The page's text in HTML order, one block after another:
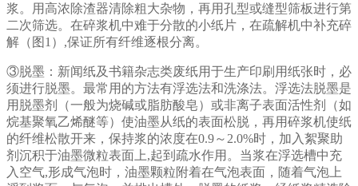
浆。用高浓除渣器清除粗大杂物，再用孔型或缝型筛板进行第
二次筛选。在碎浆机中难于分散的小纸片，在疏解机中补充碎
解（图1）,保证所有纤维逐根分离。
③脱墨：新闻纸及书籍杂志类废纸用于生产印刷用纸张时，必
须进行脱墨。最常用的方法有浮选法和洗涤法。浮选法脱墨是
用脱墨剂（一般为烧碱或脂肪酸皂）或非离子表面活性剂（如
烷基聚氧乙烯醚等）使油墨从纸的表面松脱，再用碎浆机使纸
的纤维松散开来，保持浆的浓度在0.9～2.0%时，加入絮聚助
剂沉积于油墨微粒表面上,起到疏水作用。当浆在浮选槽中充
入空气,形成气泡时，油墨颗粒附着在气泡表面，随着气泡上